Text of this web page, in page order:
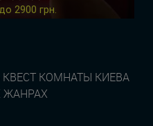
2900 грн.
КОМНАТЫ КИЕВА
ЖАНРАХ